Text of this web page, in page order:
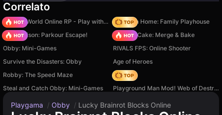
Correlato
Sprunki World Online RP - Play with Friends!
My Town Home: Family Playhouse
Barry Prison: Parkour Escape!
Piece of Cake: Merge & Bake
Obby: Mini-Games
RIVALS FPS: Online Shooter
Survive the Disasters: Obby
Age of Heroes
Robby: The Speed Maze
Hedgies
Steal and Catch Obby: Mini-Games
Playground Man Mod! Web of Destruction!
Playgama / Obby / Lucky Brainrot Blocks Online